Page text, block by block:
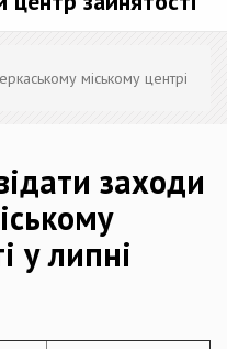
міському центрі
заходи
у липні